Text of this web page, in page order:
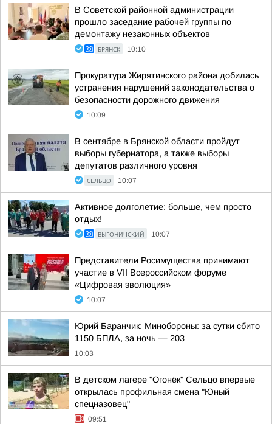
В Советской районной администрации
прошло заседание рабочей группы по
демонтажу незаконных объектов
БРЯНСК 10:10
Прокуратура Жирятинского района добилась
устранения нарушений законодательства о
безопасности дорожного движения
10:09
В сентябре в Брянской области пройдут
выборы губернатора, а также выборы
депутатов различного уровня
СЕЛЬЦО 10:07
Активное долголетие: больше, чем просто
отдых!
ВЫГОНИЧСКИЙ 10:07
Представители Росимущества принимают
участие в VII Всероссийском форуме
«Цифровая эволюция»
10:07
Юрий Баранчик: Минобороны: за сутки сбито
1150 БПЛА, за ночь — 203
10:03
В детском лагере "Огонёк" Сельцо впервые
открылась профильная смена "Юный
спецназовец"
09:51